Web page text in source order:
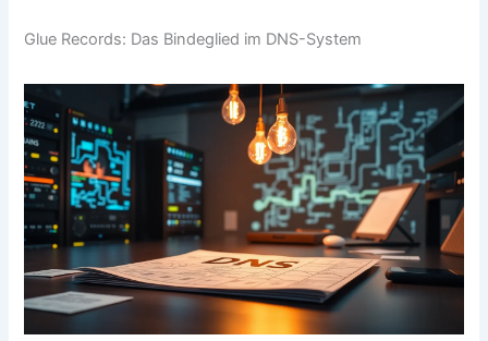
Glue Records: Das Bindeglied im DNS-System